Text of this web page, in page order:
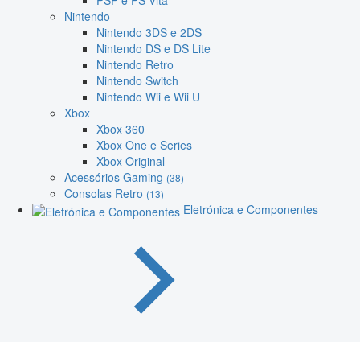
Nintendo
Nintendo 3DS e 2DS
Nintendo DS e DS Lite
Nintendo Retro
Nintendo Switch
Nintendo Wii e Wii U
Xbox
Xbox 360
Xbox One e Series
Xbox Original
Acessórios Gaming (38)
Consolas Retro (13)
Eletrónica e Componentes